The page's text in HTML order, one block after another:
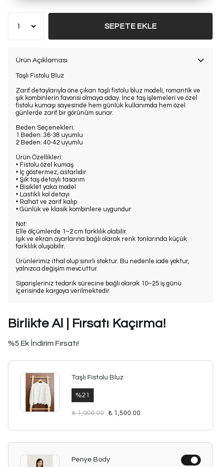
SEPETE EKLE
Ürün Açıklaması
Taşlı Fistolu Bluz
Zarif detaylarıyla öne çıkan taşlı fistolu bluz modeli, romantik ve
şık kombinlerin favorisi olmaya aday. İnce taş işlemeleri ve özel
fistolu kumaşı sayesinde hem günlük kullanımda hem özel
günlerde zarif bir görünüm sunar.
Beden Seçenekleri:
1 Beden: 36-38 uyumlu
2 Beden: 40-42 uyumlu
Ürün Özellikleri:
• Fistolu özel kumaş
• İç göstermez, astarlıdır
• Şık taş detaylı tasarım
• Bisiklet yaka model
• Lastikli kol detayı
• Rahat ve zarif kalıp
• Günlük ve klasik kombinlere uygundur
Not:
Elle ölçümlerde 1–2 cm farklılık olabilir.
Işık ve ekran ayarlarına bağlı olarak renk tonlarında küçük
farklılık oluşabilir.
Ürünlerimiz ithal olup sınırlı stoktur. Bu nedenle iade yoktur,
yalnızca değişim mevcuttur.
Siparişleriniz tedarik sürecine bağlı olarak 10–25 iş günü
içerisinde kargoya verilmektedir.
Birlikte Al | Fırsatı Kaçırma!
%5 Ek İndirim Fırsatı!
Taşlı Fistolu Bluz
%21
₺ 1,900.00 ₺ 1,500.00
Penye Body